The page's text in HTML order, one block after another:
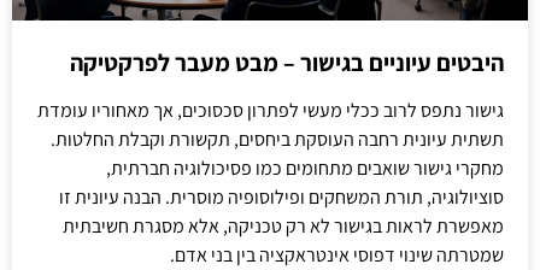
היבטים עיוניים בגישור – מבט מעבר לפרקטיקה
גישור נתפס לרוב ככלי מעשי לפתרון סכסוכים, אך מאחוריו עומדת
תשתית עיונית רחבה העוסקת ביחסים, תקשורת וקבלת החלטות.
מחקרי גישור שואבים מתחומים כמו פסיכולוגיה חברתית,
סוציולוגיה, תורת המשחקים ופילוסופיה מוסרית. הבנה עיונית זו
מאפשרת לראות בגישור לא רק טכניקה, אלא מסגרת חשיבתית
שמטרתה שינוי דפוסי אינטראקציה בין בני אדם.